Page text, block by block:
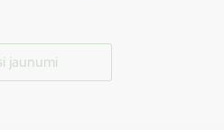
jaunumi